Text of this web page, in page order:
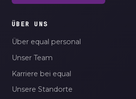
ÜBER UNS
Über equal personal
Unser Team
Karriere bei equal
Unsere Standorte